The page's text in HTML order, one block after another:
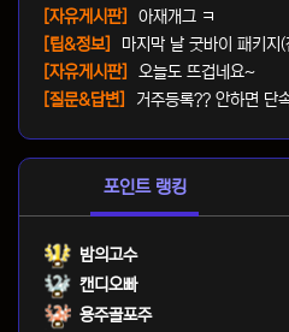
[자유게시판]
아재개그 ㅋ
[팁&정보] 마지막 날 굿바이 패키지
[자유게시판]
오늘도 뜨겁네요~
[질문&답변] 거주등록?? 안하면 단
포인트 랭킹
밤의고수
캔디오빠
용주골포주